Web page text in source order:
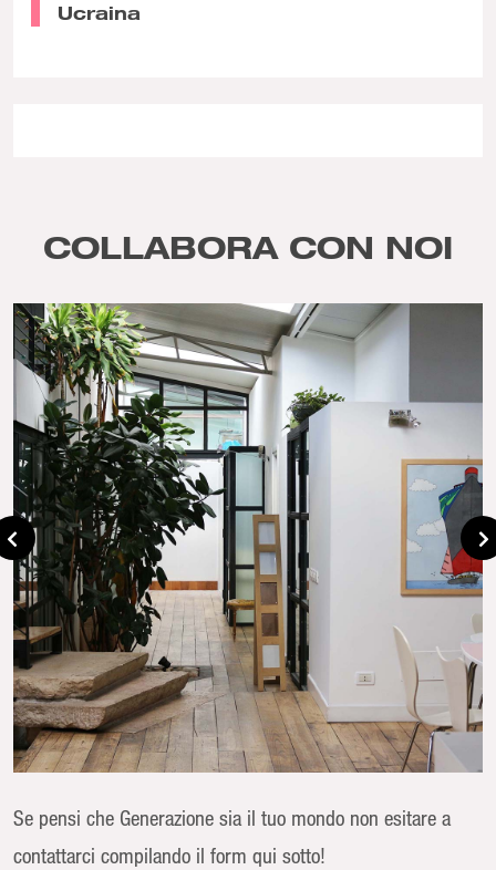
Ucraina
COLLABORA CON NOI
Se pensi che Generazione sia il tuo mondo non esitare a
contattarci compilando il form qui sotto!